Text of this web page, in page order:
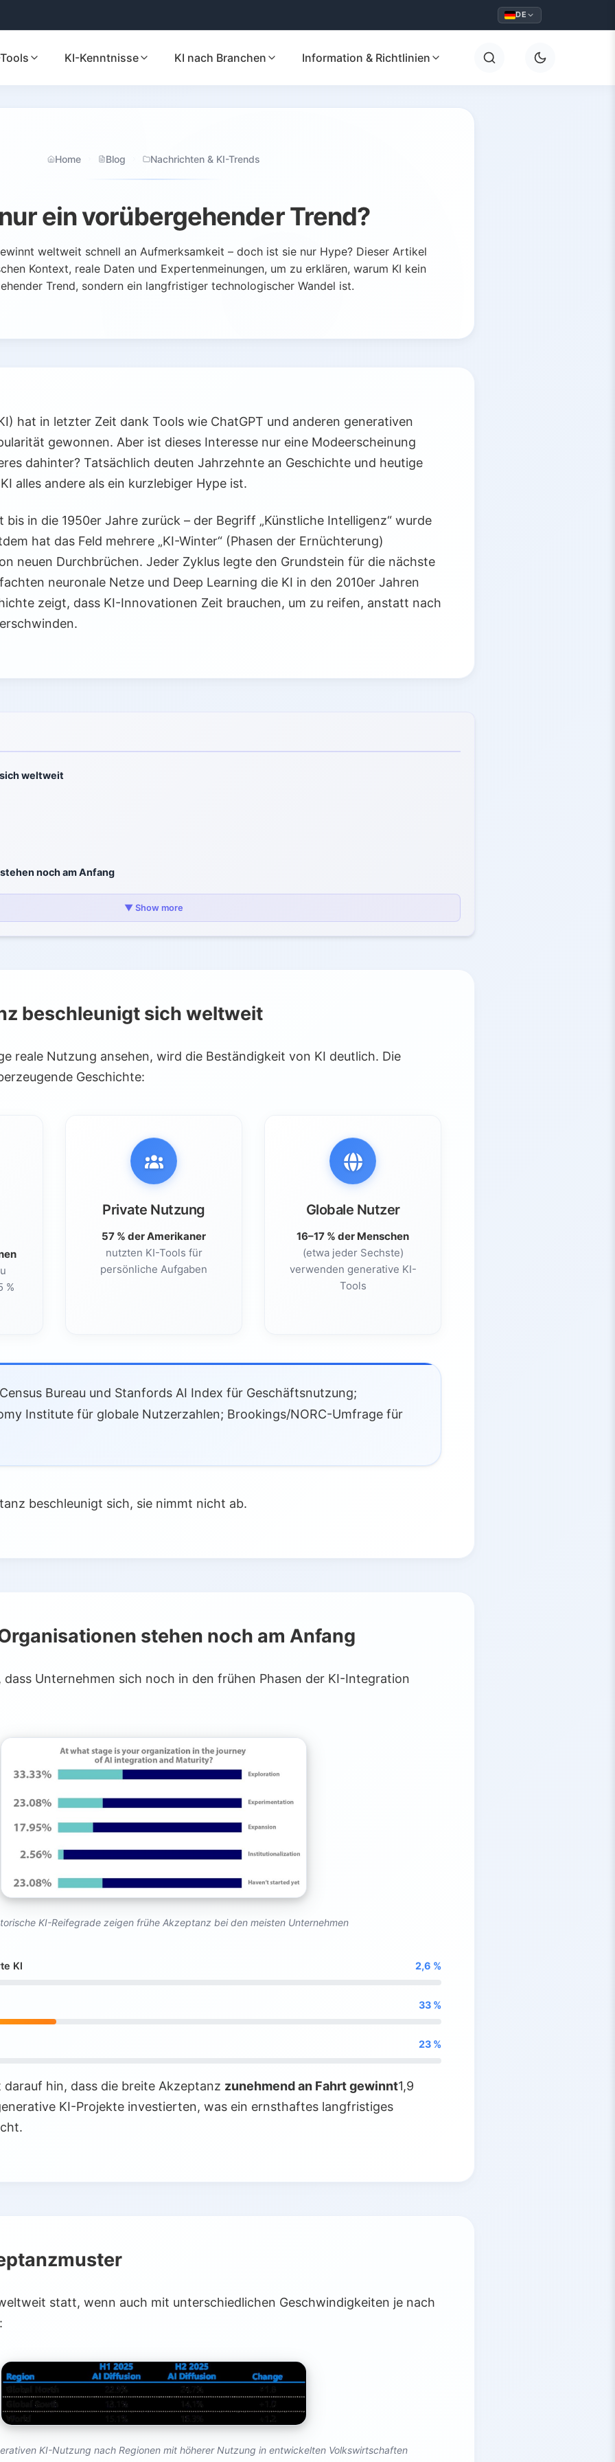
DE
KI-Kenntnisse KI nach Branchen Information & Richtlinien
Home Blog Nachrichten & KI-Trends
ein vorübergehender Trend?
weltweit schnell an Aufmerksamkeit – doch ist sie nur Hype? Dieser Artikel
Kontext, reale Daten und Expertenmeinungen, um zu erklären, warum KI kein
Trend, sondern ein langfristiger technologischer Wandel ist.
hat in letzter Zeit dank Tools wie ChatGPT und anderen generativen
gewonnen. Aber ist dieses Interesse nur eine Modeerscheinung
dahinter? Tatsächlich deuten Jahrzehnte an Geschichte und heutige
alles andere als ein kurzlebiger Hype ist.
bis in die 1950er Jahre zurück – der Begriff „Künstliche Intelligenz“ wurde
hat das Feld mehrere „KI-Winter“ (Phasen der Ernüchterung)
neuen Durchbrüchen. Jeder Zyklus legte den Grundstein für die nächste
neuronale Netze und Deep Learning die KI in den 2010er Jahren
zeigt, dass KI-Innovationen Zeit brauchen, um zu reifen, anstatt nach
weltweit
noch am Anfang
▼ Show more
beschleunigt sich weltweit
reale Nutzung ansehen, wird die Beständigkeit von KI deutlich. Die
Geschichte:
%
Private Nutzung
57 % der Amerikaner
nutzten KI-Tools für
persönliche Aufgaben
Globale Nutzer
16–17 % der Menschen
(etwa jeder Sechste)
verwenden generative KI-
Tools
Bureau und Stanfords AI Index für Geschäftsnutzung;
Institute für globale Nutzerzahlen; Brookings/NORC-Umfrage für
beschleunigt sich, sie nimmt nicht ab.
stehen noch am Anfang
Unternehmen sich noch in den frühen Phasen der KI-Integration
KI-Reifegrade zeigen frühe Akzeptanz bei den meisten Unternehmen
KI 2,6 %
33 %
23 %
darauf hin, dass die breite Akzeptanz zunehmend an Fahrt gewinnt1,9
KI-Projekte investierten, was ein ernsthaftes langfristiges
statt, wenn auch mit unterschiedlichen Geschwindigkeiten je nach
KI-Nutzung nach Regionen mit höherer Nutzung in entwickelten Volkswirtschaften